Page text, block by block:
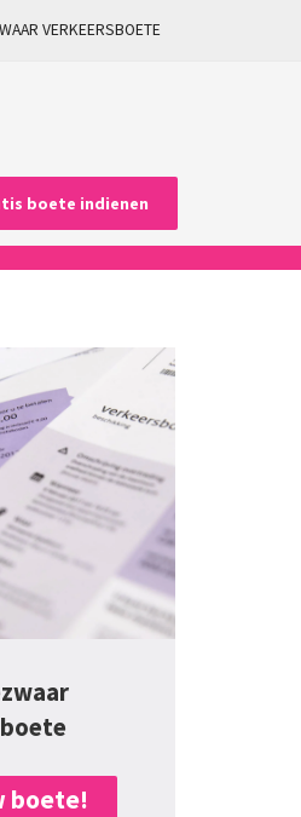
VERKEERSBOETE
boete indienen
boete!